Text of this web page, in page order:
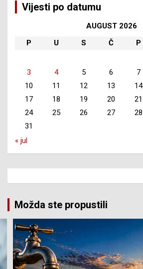
Vijesti po datumu
AUGUST 2026
P
U S Č P
3
4 5 6 7
10
11 12 13 14
17
18 19 20 21
24
25 26 27 28
31
« jul
Možda ste propustili